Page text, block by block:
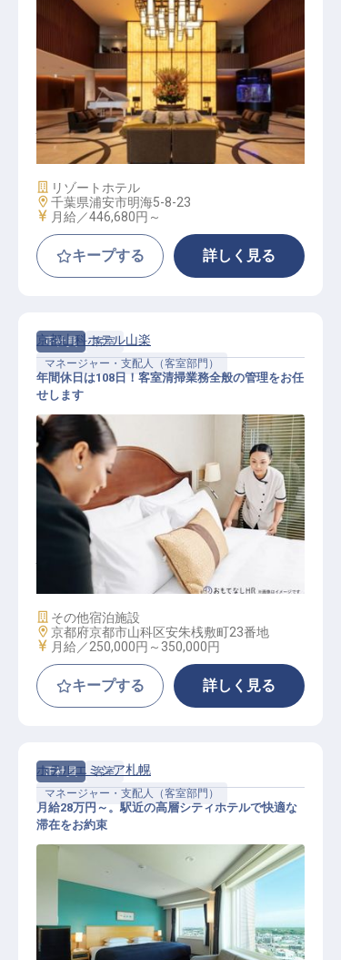
ハウスキーピングマネージャー
施設業態
リゾートホテル
勤務地
千葉県浦安市明海5-8-23
給与
月給／446,680円～
キープする 詳しく見る
正社員
客室
マネージャー・支配人（客室部門）
ハウスキーピングマネージャー
京都山科ホテル山楽
年間休日は108日！客室清掃業務全般の管理をお任
せします
施設業態
その他宿泊施設
勤務地
京都府京都市山科区安朱桟敷町23番地
給与
月給／250,000円～ 350,000円
キープする 詳しく見る
正社員
客室
マネージャー・支配人（客室部門）
ホテルエミシア札幌
月給28万円～。駅近の高層シティホテルで快適な
滞在をお約束